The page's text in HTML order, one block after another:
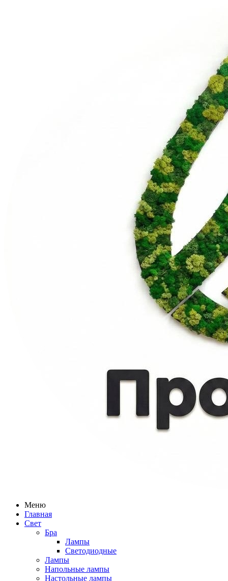
Меню
Главная
Свет
Бра
Лампы
Светодиодные
Лампы
Напольные лампы
Настольные лампы